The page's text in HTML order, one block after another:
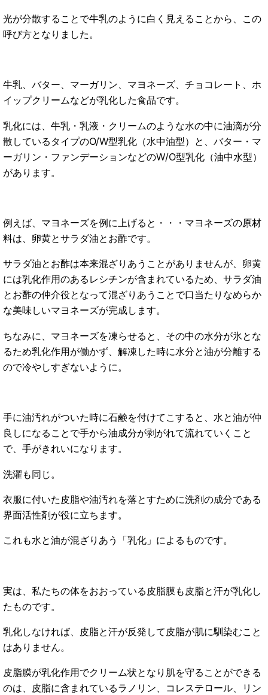
光が分散することで牛乳のように白く見えることから、この
呼び方となりました。
牛乳、バター、マーガリン、マヨネーズ、チョコレート、ホ
イップクリームなどが乳化した食品です。
乳化には、牛乳・乳液・クリームのような水の中に油滴が分
散しているタイプのO/W型乳化（水中油型）と、バター・マ
ーガリン・ファンデーションなどのW/O型乳化（油中水型）
があります。
例えば、マヨネーズを例に上げると・・・マヨネーズの原材
料は、卵黄とサラダ油とお酢です。
サラダ油とお酢は本来混ざりあうことがありませんが、卵黄
には乳化作用のあるレシチンが含まれているため、サラダ油
とお酢の仲介役となって混ざりあうことで口当たりなめらか
な美味しいマヨネーズが完成します。
ちなみに、マヨネーズを凍らせると、その中の水分が氷とな
るため乳化作用が働かず、解凍した時に水分と油が分離する
ので冷やしすぎないように。
手に油汚れがついた時に石鹸を付けてこすると、水と油が仲
良しになることで手から油成分が剥がれて流れていくこと
で、手がきれいになります。
洗濯も同じ。
衣服に付いた皮脂や油汚れを落とすために洗剤の成分である
界面活性剤が役に立ちます。
これも水と油が混ざりあう「乳化」によるものです。
実は、私たちの体をおおっている皮脂膜も皮脂と汗が乳化し
たものです。
乳化しなければ、皮脂と汗が反発して皮脂が肌に馴染むこと
はありません。
皮脂膜が乳化作用でクリーム状となり肌を守ることができる
のは、皮脂に含まれているラノリン、コレステロール、リン